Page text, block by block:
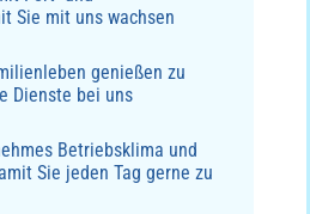
Sie mit uns wachsen
genießen zu
Dienste bei uns
Betriebsklima und
Sie jeden Tag gerne zu